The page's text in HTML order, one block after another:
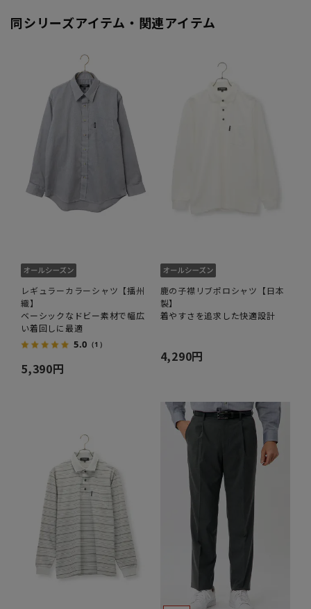
同シリーズアイテム・関連アイテム
レギュラーカラーシャツ【播州
織】
ベーシックなドビー素材で幅広
い着回しに最適
5.0 （1）
5,390円
鹿の子襟リブポロシャツ【日本
製】
着やすさを追求した快適設計
4,290円